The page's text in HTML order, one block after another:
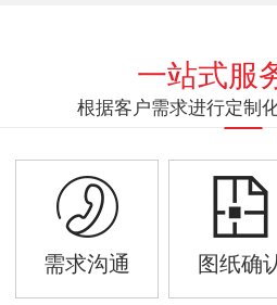
一站式服
根据客户需求进行定制
需求沟通 图纸确